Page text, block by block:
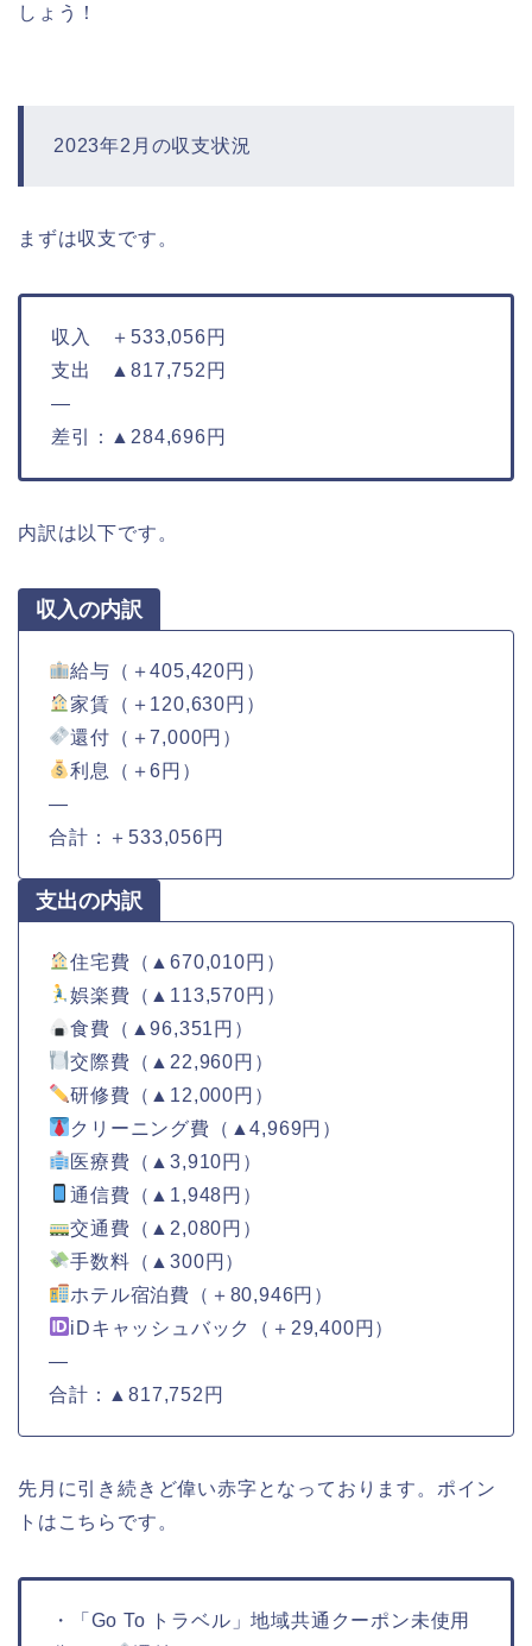
しょう！
2023年2月の収支状況
まずは収支です。
収入 ＋533,056円
支出 ▲817,752円
—
差引：▲284,696円
内訳は以下です。
収入の内訳
給与（＋405,420円）
家賃（＋120,630円）
還付（＋7,000円）
利息（＋6円）
—
合計：＋533,056円
支出の内訳
住宅費（▲670,010円）
娯楽費（▲113,570円）
食費（▲96,351円）
交際費（▲22,960円）
研修費（▲12,000円）
クリーニング費（▲4,969円）
医療費（▲3,910円）
通信費（▲1,948円）
交通費（▲2,080円）
手数料（▲300円）
ホテル宿泊費（＋80,946円）
iDキャッシュバック（＋29,400円）
—
合計：▲817,752円
先月に引き続きど偉い赤字となっております。ポイン
トはこちらです。
・「Go To トラベル」地域共通クーポン未使用